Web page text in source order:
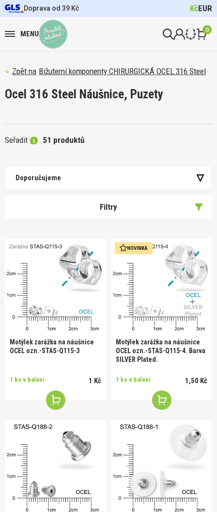
Doprava od 39 Kč KčEUR
MENU 0
Bižuterní komponenty CHIRURGICKÁ OCEL 316 Steel
Ocel 316 Steel Náušnice, Puzety
Seřadit 51 produktů
Doporučujeme
Filtry
Motýlek zarážka na náušnice
OCEL ozn.-STAS-Q115-3
1 ks v balení 1 Kč
NOVINKA
Motýlek zarážka na náušnice
OCEL ozn.-STAS-Q115-4. Barva
SILVER Plated.
1 ks v balení 1,50 Kč